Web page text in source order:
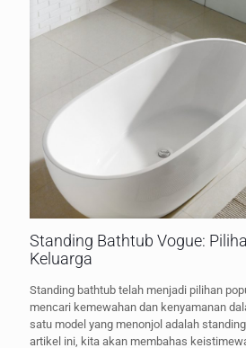
Standing Bathtub Vogue:
Keluarga
Standing bathtub telah menjadi pilihan
mencari kemewahan dan kenyamanan
satu model yang menonjol adalah
artikel ini, kita akan membahas